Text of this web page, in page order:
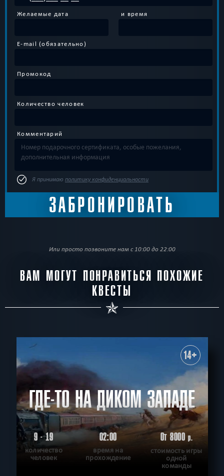
Желаемые дата и время
E-mail (обязательно)
Промокод
Количество человек
Комментарий
Я принимаю политику конфиденциальности
Или просто позвоните нам с 10:00 до 22:00
ВАМ МОГУТ ПОНРАВИТЬСЯ ПОХОЖИЕ
КВЕСТЫ
14+
ГДЕ-ТО НА ДИКОМ ЗАПАДЕ
9 - 19
количество
человек
02:00
время на
прохождение
От 8000р.
стоимость игры
одной
команды